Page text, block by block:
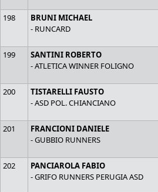
198
BRUNI MICHAEL
- RUNCARD
199
SANTINI ROBERTO
- ATLETICA WINNER FOLIGNO
200
TISTARELLI FAUSTO
- ASD POL. CHIANCIANO
201
FRANCIONI DANIELE
- GUBBIO RUNNERS
202
PANCIAROLA FABIO
- GRIFO RUNNERS PERUGIA ASD